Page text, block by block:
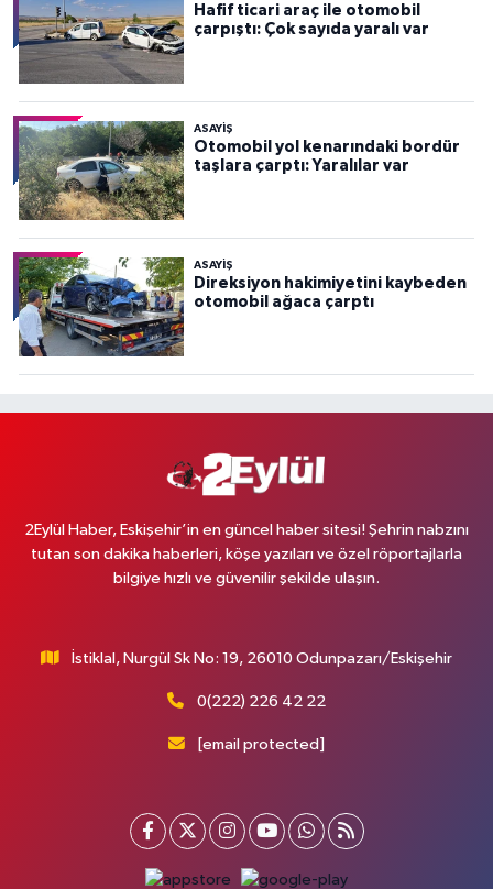
Hafif ticari araç ile otomobil
çarpıştı: Çok sayıda yaralı var
ASAYİŞ
Otomobil yol kenarındaki bordür
taşlara çarptı: Yaralılar var
ASAYİŞ
Direksiyon hakimiyetini kaybeden
otomobil ağaca çarptı
2Eylül Haber, Eskişehir’in en güncel haber sitesi! Şehrin nabzını
tutan son dakika haberleri, köşe yazıları ve özel röportajlarla
bilgiye hızlı ve güvenilir şekilde ulaşın.
İstiklal, Nurgül Sk No: 19, 26010 Odunpazarı/Eskişehir
0(222) 226 42 22
[email protected]